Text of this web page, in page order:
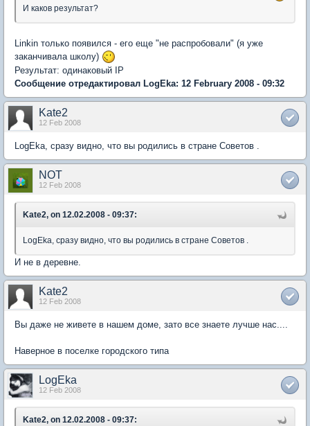
И каков результат?
Linkin только появился - его еще "не распробовали" (я уже
заканчивала школу)
Результат: одинаковый IP
Сообщение отредактировал LogEka: 12 February 2008 - 09:32
Kate2
12 Feb 2008
LogEka, сразу видно, что вы родились в стране Советов .
NOT
12 Feb 2008
Kate2, on 12.02.2008 - 09:37:
LogEka, сразу видно, что вы родились в стране Советов .
И не в деревне.
Kate2
12 Feb 2008
Вы даже не живете в нашем доме, зато все знаете лучше нас....
Наверное в поселке городского типа
LogEka
12 Feb 2008
Kate2, on 12.02.2008 - 09:37: